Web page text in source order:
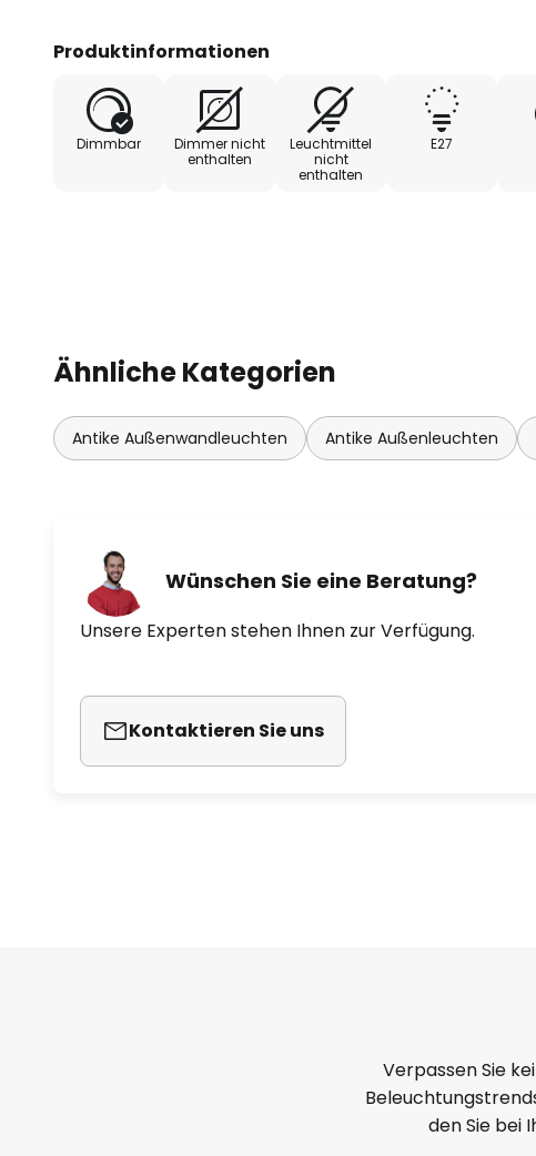
Produktinformationen
Dimmbar
Dimmer nicht
enthalten
Leuchtmittel
nicht
enthalten
E27
Ähnliche Kategorien
Antike Außenwandleuchten Antike Außenleuchten
Wünschen Sie eine Beratung?
Unsere Experten stehen Ihnen zur Verfügung.
Kontaktieren Sie uns
Verpassen Sie
den Sie bei